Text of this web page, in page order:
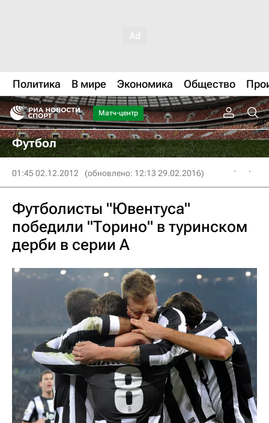
Политика В мире Экономика Общество
Матч-центр
Футбол
01:45 02.12.2012 (обновлено: 12:13 29.02.2016)
Футболисты "Ювентуса"
победили "Торино" в туринском
дерби в серии А